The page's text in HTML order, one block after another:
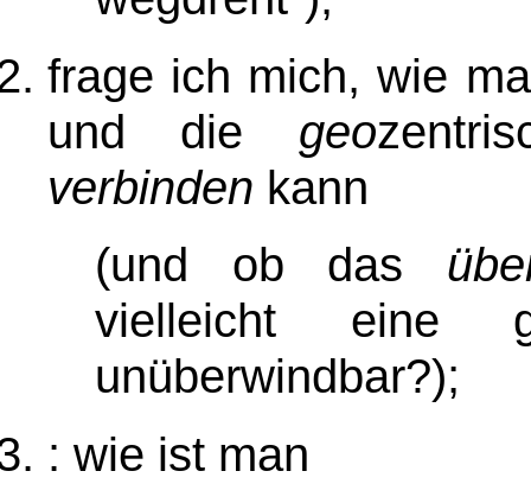
frage ich mich, wie
und die geo
verbinden kann
(und ob das
vielleicht eine
unüberwindbar?);
: wie ist man